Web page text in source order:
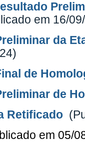
em 16/
da
de
de
Retificado
em 05/